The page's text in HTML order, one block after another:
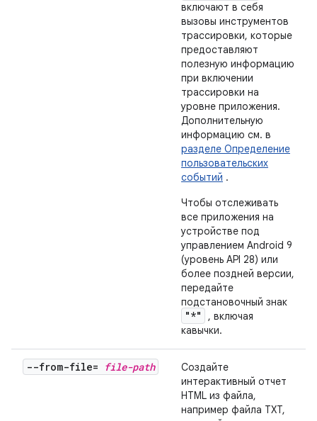
включают в себя
вызовы инструментов
трассировки, которые
предоставляют
полезную информацию
при включении
трассировки на
уровне приложения.
Дополнительную
информацию см. в
разделе Определение
пользовательских
событий .
Чтобы отслеживать
все приложения на
устройстве под
управлением Android 9
(уровень API 28) или
более поздней версии,
передайте
подстановочный знак
"*"
, включая
кавычки.
--from-file= file-path
Создайте
интерактивный отчет
HTML из файла,
например файла TXT,